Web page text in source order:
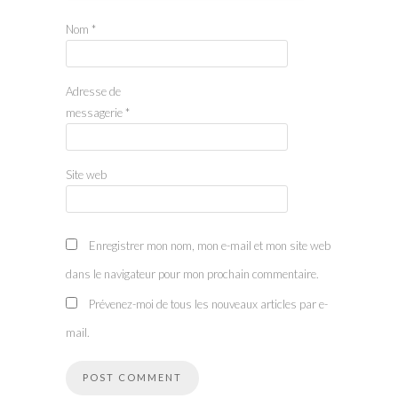
Nom *
Adresse de
messagerie *
Site web
Enregistrer mon nom, mon e-mail et mon site web
dans le navigateur pour mon prochain commentaire.
Prévenez-moi de tous les nouveaux articles par e-
mail.